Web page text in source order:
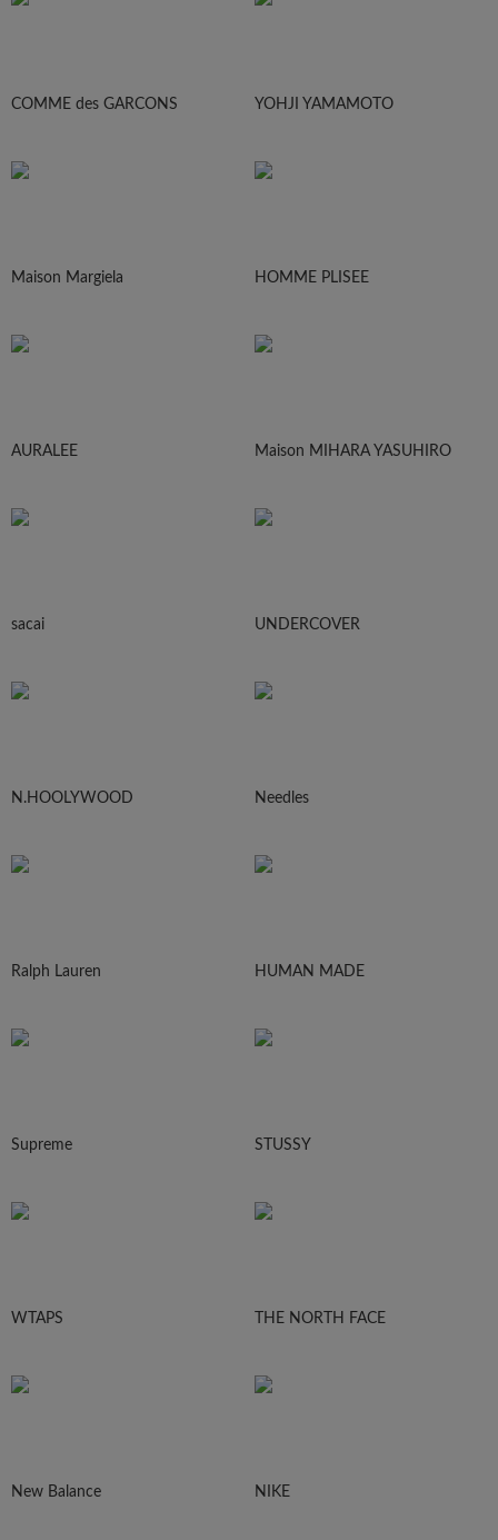
COMME des GARCONS YOHJI YAMAMOTO
Maison Margiela HOMME PLISEE
AURALEE Maison MIHARA YASUHIRO
sacai UNDERCOVER
N.HOOLYWOOD Needles
Ralph Lauren HUMAN MADE
Supreme STUSSY
WTAPS THE NORTH FACE
New Balance NIKE